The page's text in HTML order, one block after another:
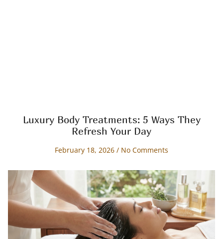
Luxury Body Treatments: 5 Ways They
Refresh Your Day
February 18, 2026 No Comments